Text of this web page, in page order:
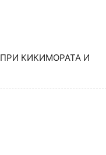
КИКИМОРАТА И